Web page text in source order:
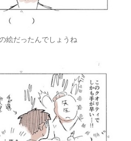
絵だったんでしょうね